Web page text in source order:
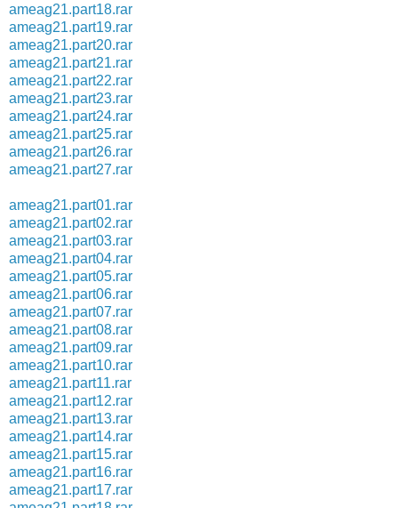
ameag21.part18.rar
ameag21.part19.rar
ameag21.part20.rar
ameag21.part21.rar
ameag21.part22.rar
ameag21.part23.rar
ameag21.part24.rar
ameag21.part25.rar
ameag21.part26.rar
ameag21.part27.rar
ameag21.part01.rar
ameag21.part02.rar
ameag21.part03.rar
ameag21.part04.rar
ameag21.part05.rar
ameag21.part06.rar
ameag21.part07.rar
ameag21.part08.rar
ameag21.part09.rar
ameag21.part10.rar
ameag21.part11.rar
ameag21.part12.rar
ameag21.part13.rar
ameag21.part14.rar
ameag21.part15.rar
ameag21.part16.rar
ameag21.part17.rar